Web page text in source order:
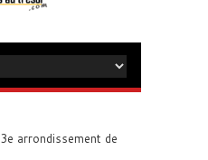
3e arrondissement de